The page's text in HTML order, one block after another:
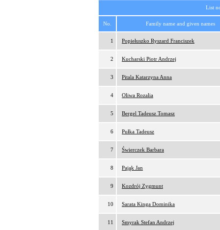
List
No. Family name and given names
1 Popiełuszko Ryszard Franciszek
2 Kucharski Piotr Andrzej
3 Pitala Katarzyna Anna
4 Oliwa Rozalia
5 Bergel Tadeusz Tomasz
6 Pułka Tadeusz
7 Świerczek Barbara
8 Pająk Jan
9 Kozdrój Zygmunt
10 Sarata Kinga Dominika
11 Smyrak Stefan Andrzej